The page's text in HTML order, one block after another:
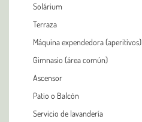
Solárium
Terraza
Máquina expendedora (aperitivos)
Gimnasio (área común)
Ascensor
Patio o Balcón
Servicio de lavandería